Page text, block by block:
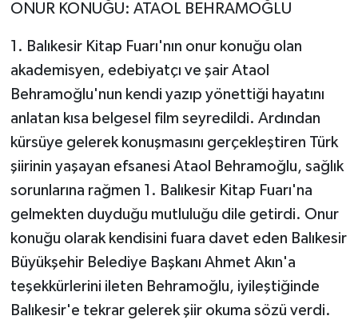
ONUR KONUĞU: ATAOL BEHRAMOĞLU
1. Balıkesir Kitap Fuarı'nın onur konuğu olan
akademisyen, edebiyatçı ve şair Ataol
Behramoğlu'nun kendi yazıp yönettiği hayatını
anlatan kısa belgesel film seyredildi. Ardından
kürsüye gelerek konuşmasını gerçekleştiren Türk
şiirinin yaşayan efsanesi Ataol Behramoğlu, sağlık
sorunlarına rağmen 1. Balıkesir Kitap Fuarı'na
gelmekten duyduğu mutluluğu dile getirdi. Onur
konuğu olarak kendisini fuara davet eden Balıkesir
Büyükşehir Belediye Başkanı Ahmet Akın'a
teşekkürlerini ileten Behramoğlu, iyileştiğinde
Balıkesir'e tekrar gelerek şiir okuma sözü verdi.